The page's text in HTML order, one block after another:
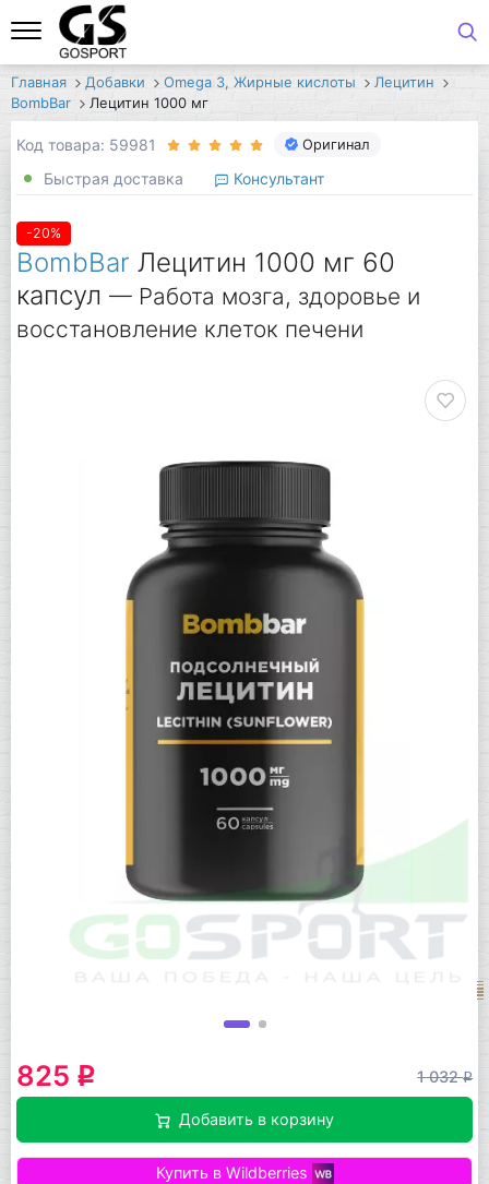
Главная Добавки Omega 3, Жирные кислоты
Лецитин
BombBar
Лецитин 1000 мг
Код товара: 59981 Оригинал
Быстрая доставка Консультант
-20%
BombBar Лецитин 1000 мг 60
капсул — Работа мозга, здоровье и
восстановление клеток печени
825 q 1 032q
Добавить в корзину
Купить в Wildberries